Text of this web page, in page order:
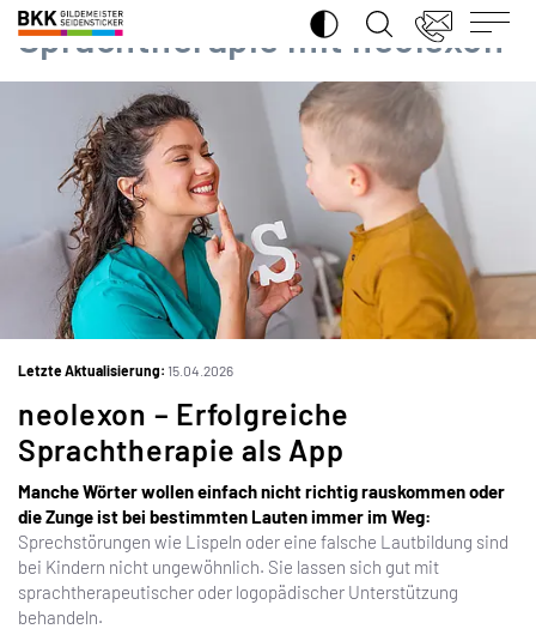
BKK
Gildemeister
Seidensticker
SUCHE ÖFFNEN
Sprachtherapie mit neolexon
Letzte Aktualisierung: 15.04.2026
neolexon – Erfolgreiche
Sprachtherapie als App
Manche Wörter wollen einfach nicht richtig rauskommen oder
die Zunge ist bei bestimmten Lauten immer im Weg:
Sprechstörungen wie Lispeln oder eine falsche Lautbildung sind
bei Kindern nicht ungewöhnlich. Sie lassen sich gut mit
sprachtherapeutischer oder logopädischer Unterstützung
behandeln.